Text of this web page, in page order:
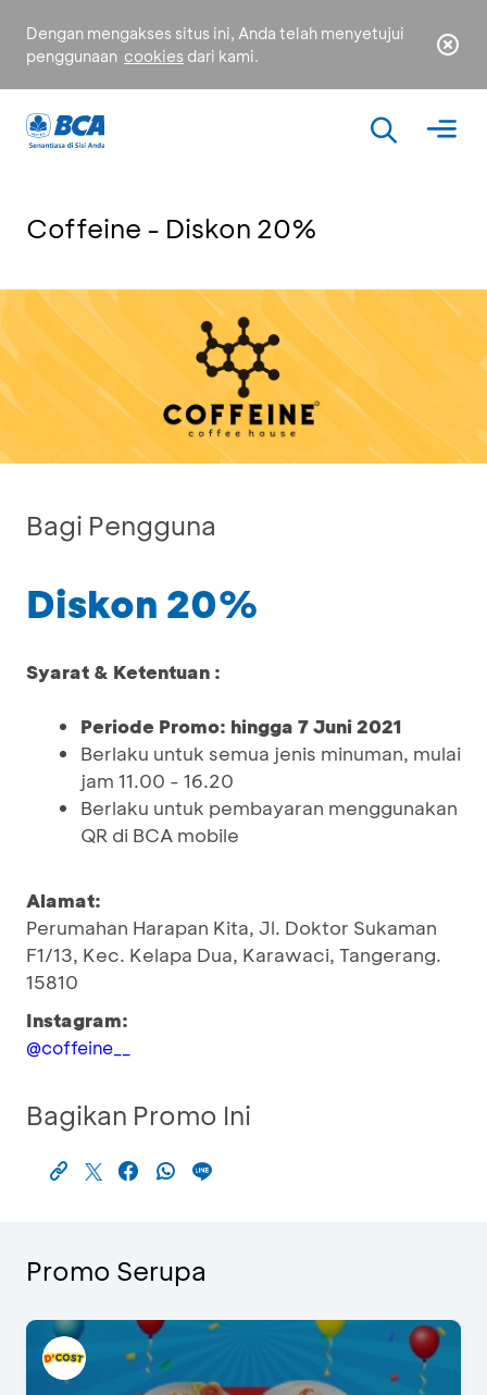
Dengan mengakses situs ini, Anda telah menyetujui
penggunaan cookies dari kami.
Coffeine - Diskon 20%
Bagi Pengguna
Diskon 20%
Syarat & Ketentuan :
Periode Promo: hingga 7 Juni 2021
Berlaku untuk semua jenis minuman, mulai
jam 11.00 - 16.20
Berlaku untuk pembayaran menggunakan
QR di BCA mobile
Alamat:
Perumahan Harapan Kita, Jl. Doktor Sukaman
F1/13, Kec. Kelapa Dua, Karawaci, Tangerang.
15810
Instagram:
@coffeine__
Bagikan Promo Ini
Promo Serupa